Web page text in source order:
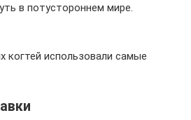
в потустороннем мире.
когтей использовали самые